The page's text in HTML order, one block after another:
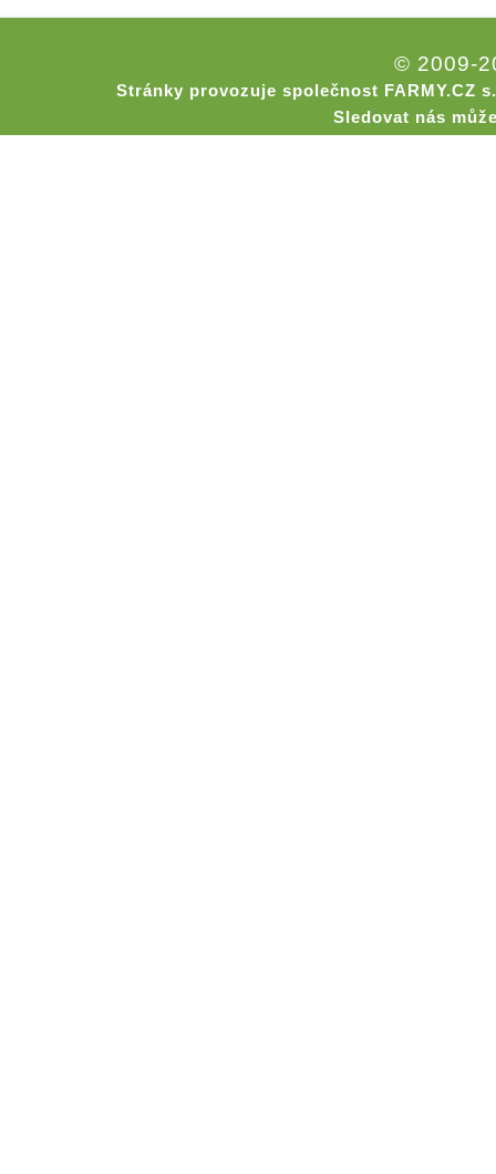
© 2009-
Stránky provozuje společnost FARMY.CZ
Sledovat nás